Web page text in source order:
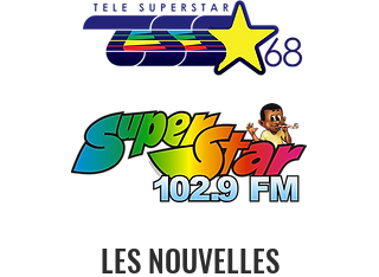
LES NOUVELLES